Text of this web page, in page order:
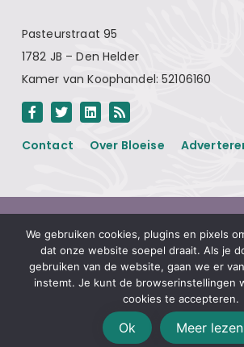
Pasteurstraat 95
1782 JB – Den Helder
Kamer van Koophandel: 52106160
Contact Over Bloeise
© Bloeise 2026
Algemene voorwaarden
Privacyverklaring
Disclaimer
We gebruiken cookies, plugins en pixels
dat onze website soepel draait. Als je
gebruiken van de website, gaan we er
instemt. Je kunt de browserinstellingen
cookies te accepteren.
Ok Meer lezen